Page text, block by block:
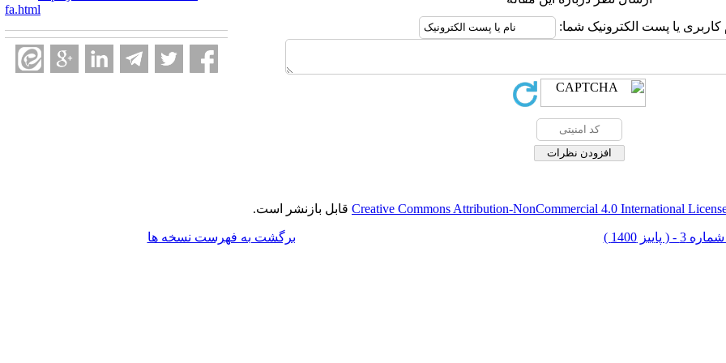
کاربری یا پست الکترونیک شما:
fa.html
Creative Commons Attribution-NonCommercial 4.0 International قابل بازنشر است.
برگشت به فهرست نسخه ها